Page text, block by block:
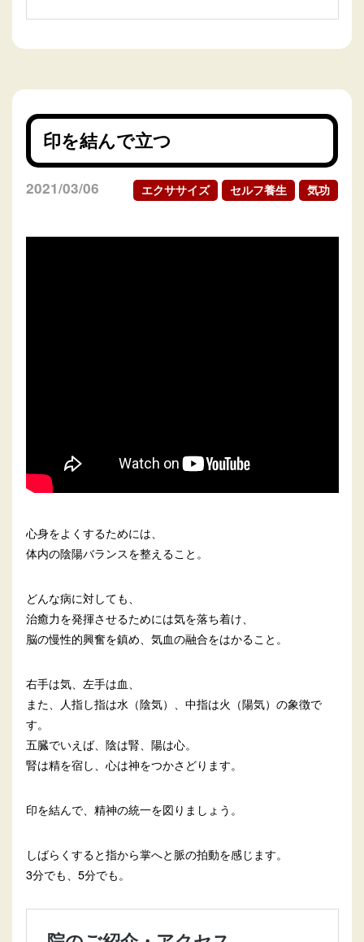
印を結んで立つ
2021/03/06 エクササイズ セルフ養生 気功
心身をよくするためには、
体内の陰陽バランスを整えること。
どんな病に対しても、
治癒力を発揮させるためには気を落ち着け、
脳の慢性的興奮を鎮め、気血の融合をはかること。
右手は気、左手は血、
また、人指し指は水（陰気）、中指は火（陽気）の象徴で
す。
五臓でいえば、陰は腎、陽は心。
腎は精を宿し、心は神をつかさどります。
印を結んで、精神の統一を図りましょう。
しばらくすると指から掌へと脈の拍動を感じます。
3分でも、5分でも。